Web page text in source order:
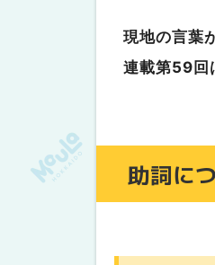
現地の言葉
連載第59回
助詞に